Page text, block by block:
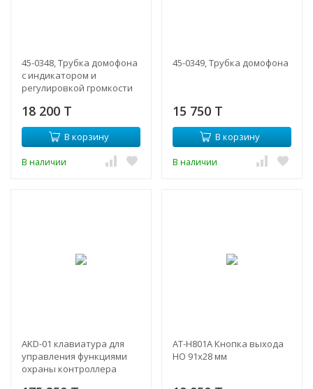
45-0348, Трубка домофона
с индикатором и
регулировкой громкости
18 200 T
В корзину
В наличии
45-0349, Трубка домофона
15 750 T
В корзину
В наличии
AKD-01 клавиатура для
управления функциями
охраны контроллера
AT-H801A Кнопка выхода
НО 91x28 мм